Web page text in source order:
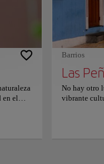
con
en el
Barrios
Las
No hay otro
vibrante
lugar destaca por sus
en un destino
como el lugar donde nació
También está cerca del
de la ciudad y del río Guayas.
cultural. No hay nada que se
la cocina tradicional